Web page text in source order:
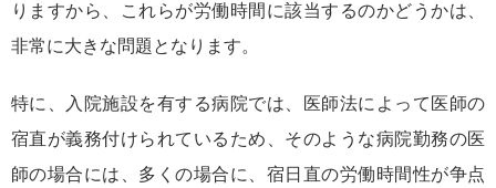
りますから、これらが労働時間に該当するのかどうかは、
非常に大きな問題となります。
特に、入院施設を有する病院では、医師法によって医師の
宿直が義務付けられているため、そのような病院勤務の医
師の場合には、多くの場合に、宿日直の労働時間性が争点